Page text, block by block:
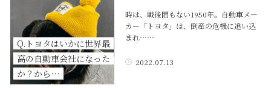
Q.トヨタはいかに世界最
高の自動車会社になった
か？から…
時は、戦後間もない1950年。自動車メー
カー「トヨタ」は、倒産の危機に追い込
まれ……
2022.07.13